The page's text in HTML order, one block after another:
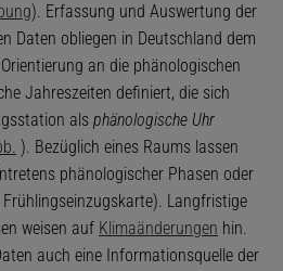
). Erfassung und Auswertung der
Daten obliegen in Deutschland dem
an die phänologischen
Jahreszeiten definiert, die sich
als phänologische Uhr
). Bezüglich eines Raums lassen
phänologischer Phasen oder
Langfristige
weisen auf Klimaänderungen hin.
auch eine Informationsquelle der